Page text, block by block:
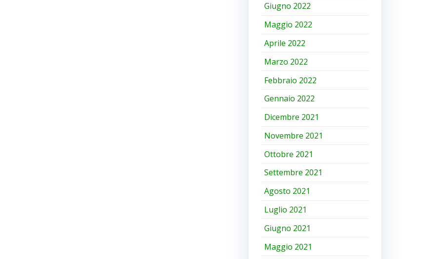
Giugno 2022
Maggio 2022
Aprile 2022
Marzo 2022
Febbraio 2022
Gennaio 2022
Dicembre 2021
Novembre 2021
Ottobre 2021
Settembre 2021
Agosto 2021
Luglio 2021
Giugno 2021
Maggio 2021